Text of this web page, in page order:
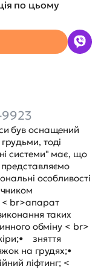
по цьому
9923
був оснащений
тоді
системи" має, що
особливості
< br>апарат
таких
обміну < br>
зняття
на грудях;•
ліфтинг; <